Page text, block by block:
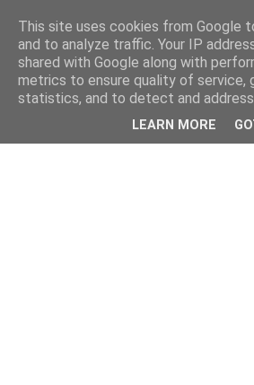
This site uses cookies from Google
and to analyze traffic. Your IP
shared with Google along with
metrics to ensure quality of service,
statistics, and to detect and address
LEARN MORE